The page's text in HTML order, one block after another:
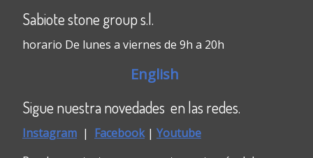
Sabiote stone group s.l.
horario De lunes a viernes de 9h a 20h
English
Sigue nuestra novedades en las redes.
Instagram | Facebook| Youtube